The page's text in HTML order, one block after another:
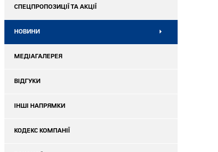
СПЕЦПРОПОЗИЦІЇ ТА АКЦІЇ
НОВИНИ
МЕДІАГАЛЕРЕЯ
ВІДГУКИ
ІНШІ НАПРЯМКИ
КОДЕКС КОМПАНІЇ